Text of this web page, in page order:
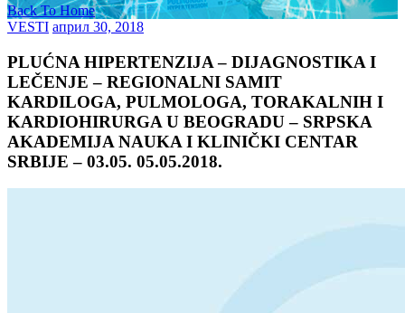
Back To Home
VESTI април 30, 2018
PLUĆNA HIPERTENZIJA – DIJAGNOSTIKA I
LEČENJE – REGIONALNI SAMIT
KARDILOGA, PULMOLOGA, TORAKALNIH I
KARDIOHIRURGA U BEOGRADU – SRPSKA
AKADEMIJA NAUKA I KLINIČKI CENTAR
SRBIJE – 03.05. 05.05.2018.